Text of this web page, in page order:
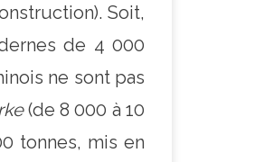
Soit,
de 4 000
ne sont pas
(de 8 000 à 10
tonnes, mis en